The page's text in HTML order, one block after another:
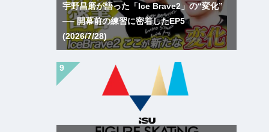
宇野昌磨が語った「Ice Brave2」の“変化”
── 開幕前の練習に密着したEP5
(2026/7/28)